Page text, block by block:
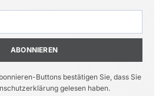
ABONNIEREN
Buttons bestätigen Sie, dass Sie
gelesen haben.